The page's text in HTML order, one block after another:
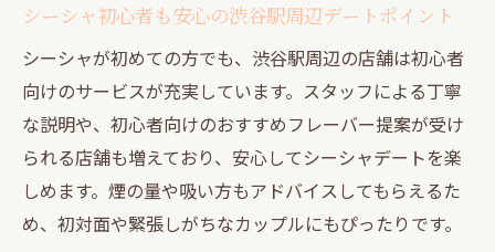
神泉エリアでシーシャを味わうおすすめの
過ごし方
落ち着いた空間で味わう渋谷のシーシャ時間
渋谷の落ち着いたシーシャ空間で過ごす至
福の時
シーシャと共に味わう渋谷のリラックスデ
ート術
シーシャ初心者も安心の渋谷駅周辺デートポイント
シーシャが初めての方でも、渋谷駅周辺の店舗は初心者
向けのサービスが充実しています。スタッフによる丁寧
な説明や、初心者向けのおすすめフレーバー提案が受け
られる店舗も増えており、安心してシーシャデートを楽
しめます。煙の量や吸い方もアドバイスしてもらえるた
め、初対面や緊張しがちなカップルにもぴったりです。